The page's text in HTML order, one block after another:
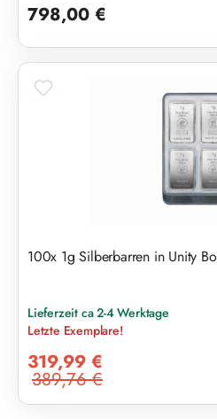
798,00 €
100x 1g Silberbarren in Unity
Lieferzeit ca 2-4 Werktage
Letzte Exemplare!
319,99 €
Regulärer Preis:
389,76 €